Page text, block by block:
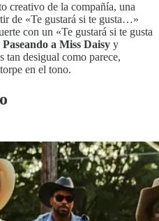
creativo de la compañía, una
de «Te gustará si te gusta…»
con un «Te gustará si te gusta
Paseando a Miss Daisy y
tan desigual como parece,
en el tono.